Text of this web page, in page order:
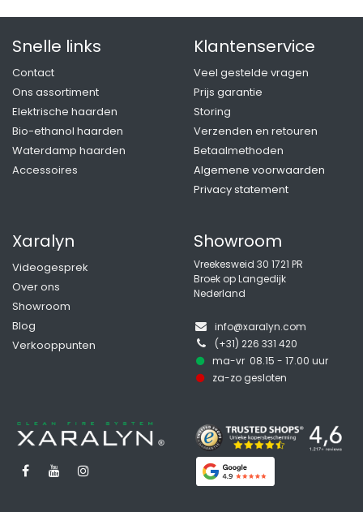
Snelle links
Contact
Ons assortiment
Elektrische haarden
Bio-ethanol haarden
Waterdamp haarden
Accessoires
Klantenservice
Veel gestelde vragen
Prijs garantie
Storing
Verzenden en retouren
Betaalmethoden
Algemene voorwaarden
Privacy statement
Xaralyn
Videogesprek
Over ons
Showroom
Blog
Verkooppunten
Showroom
Vreekesweid 30 1721 PR
Broek op Langedijk
Nederland
info@xaralyn.com
(+31) 226 331 420
ma-vr 08.15 - 17.00 uur
za-zo gesloten